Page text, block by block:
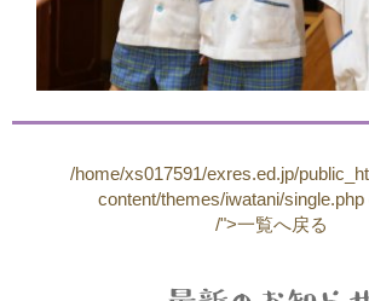
/home/xs017591/exres.ed.jp/
content/themes/iwatani/single.php
/">一覧へ戻る